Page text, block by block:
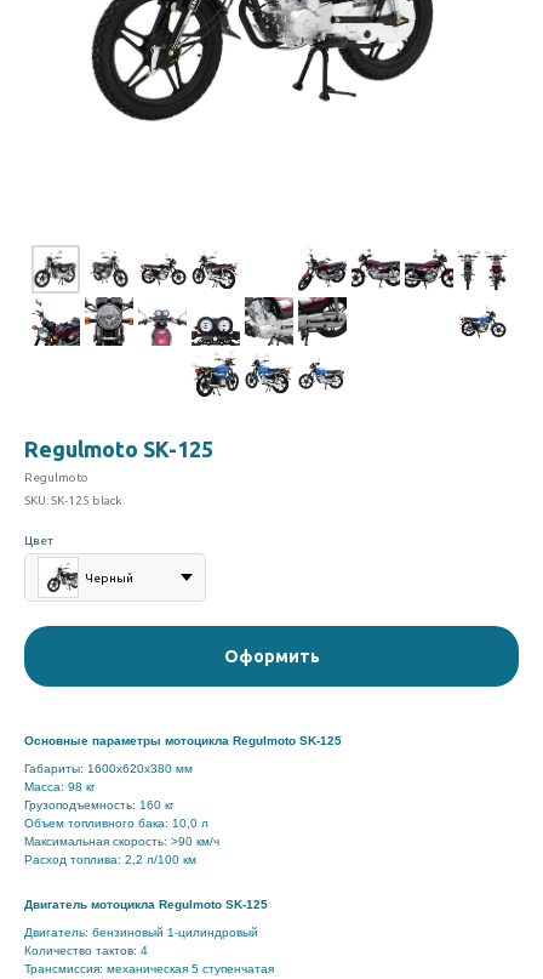
Regulmoto SK-125
Regulmoto
SKU:SK-125 black
Цвет
Черный
Оформить
Основные параметры мотоцикла Regulmoto SK-125
Габариты: 1600х620х380 мм
Масса: 98 кг
Грузоподъемность: 160 кг
Объем топливного бака: 10,0 л
Максимальная скорость: >90 км/ч
Расход топлива: 2,2 л/100 км
Двигатель мотоцикла Regulmoto SK-125
Двигатель: бензиновый 1-цилиндровый
Количество тактов: 4
Трансмиссия: механическая 5 ступенчатая